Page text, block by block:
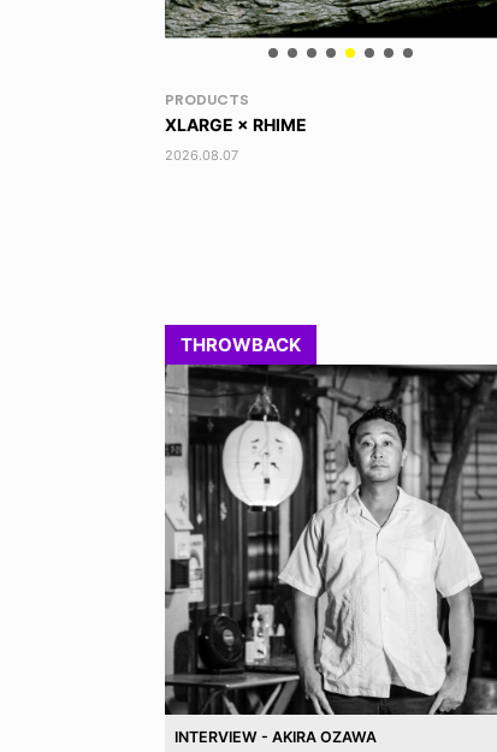
RANDOM
DINOSAUR JR.
2026.08.06
THROWBACK
INTERVIEW - AKIRA OZAWA